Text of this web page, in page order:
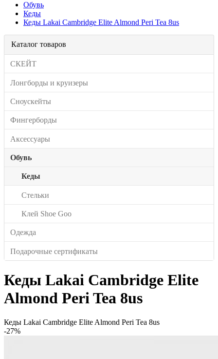
Обувь
Кеды
Кеды Lakai Cambridge Elite Almond Peri Tea 8us
Каталог товаров
СКЕЙТ
Лонгборды и круизеры
Сноускейты
Фингерборды
Аксессуары
Обувь
Кеды
Стельки
Клей Shoe Goo
Одежда
Подарочные сертификаты
Кеды Lakai Cambridge Elite
Almond Peri Tea 8us
Кеды Lakai Cambridge Elite Almond Peri Tea 8us
-27%